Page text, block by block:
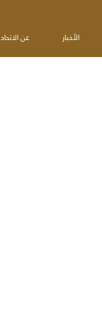
عن الاتحاد الأخبار